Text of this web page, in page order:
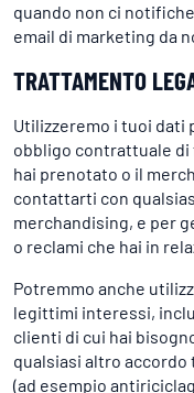
quando non ci
email di marketing da
TRATTAMENTO
Utilizzeremo i tuoi dati
obbligo contrattuale
hai prenotato o il
contattarti con
merchandising, e per
o reclami che hai in
Potremmo anche
legittimi interessi,
clienti di cui hai
qualsiasi altro accordo
(ad esempio